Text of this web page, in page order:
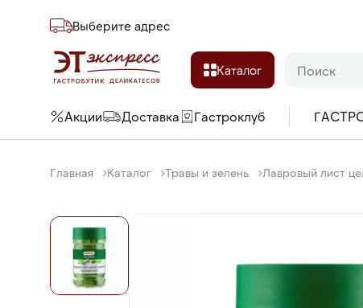
Выберите адреc
Каталог
Акции Доставка Гастроклуб
Главная Каталог Травы и зелень Лавровый лист